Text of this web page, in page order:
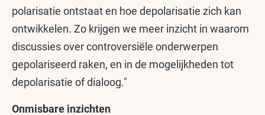
polarisatie ontstaat en hoe depolarisatie zich kan
ontwikkelen. Zo krijgen we meer inzicht in waarom
discussies over controversiële onderwerpen
gepolariseerd raken, en in de mogelijkheden tot
depolarisatie of dialoog."
Onmisbare inzichten